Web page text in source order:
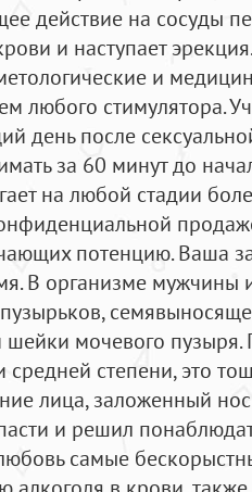
действие на сосуды
и наступает
и
любого стимулятора.
день после
за 60 минут до
на любой стадии
потенцию. Ваша
В организме мужчины
мочевого
степени, это
лица, заложенный
и решил
самые